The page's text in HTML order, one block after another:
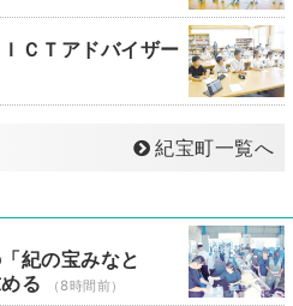
ＣＴアドバイザー
紀宝町一覧へ
紀の宝みなと
る
（8時間前）